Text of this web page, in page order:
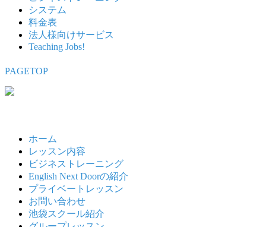
システム
料金表
法人様向けサービス
Teaching Jobs!
PAGETOP
ホーム
レッスン内容
ビジネストレーニング
English Next Doorの紹介
プライベートレッスン
お問い合わせ
池袋スクール紹介